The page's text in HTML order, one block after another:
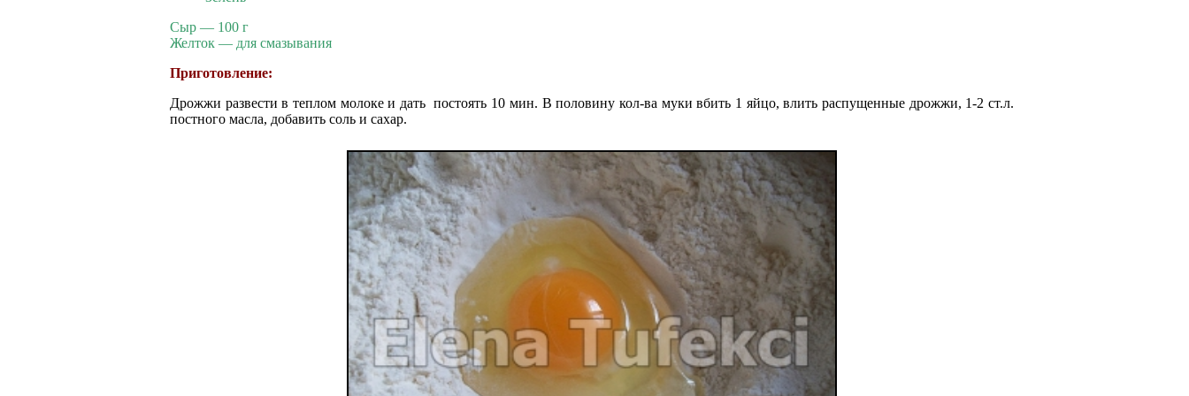
Сыр — 100 г
Желток — для смазывания
Приготовление:
Дрожжи развести в теплом молоке и дать постоять 10 мин. В половину кол-ва муки вбить 1 яйцо, влить распущенные дрожжи, 1-2 ст.л.
постного масла, добавить соль и сахар.